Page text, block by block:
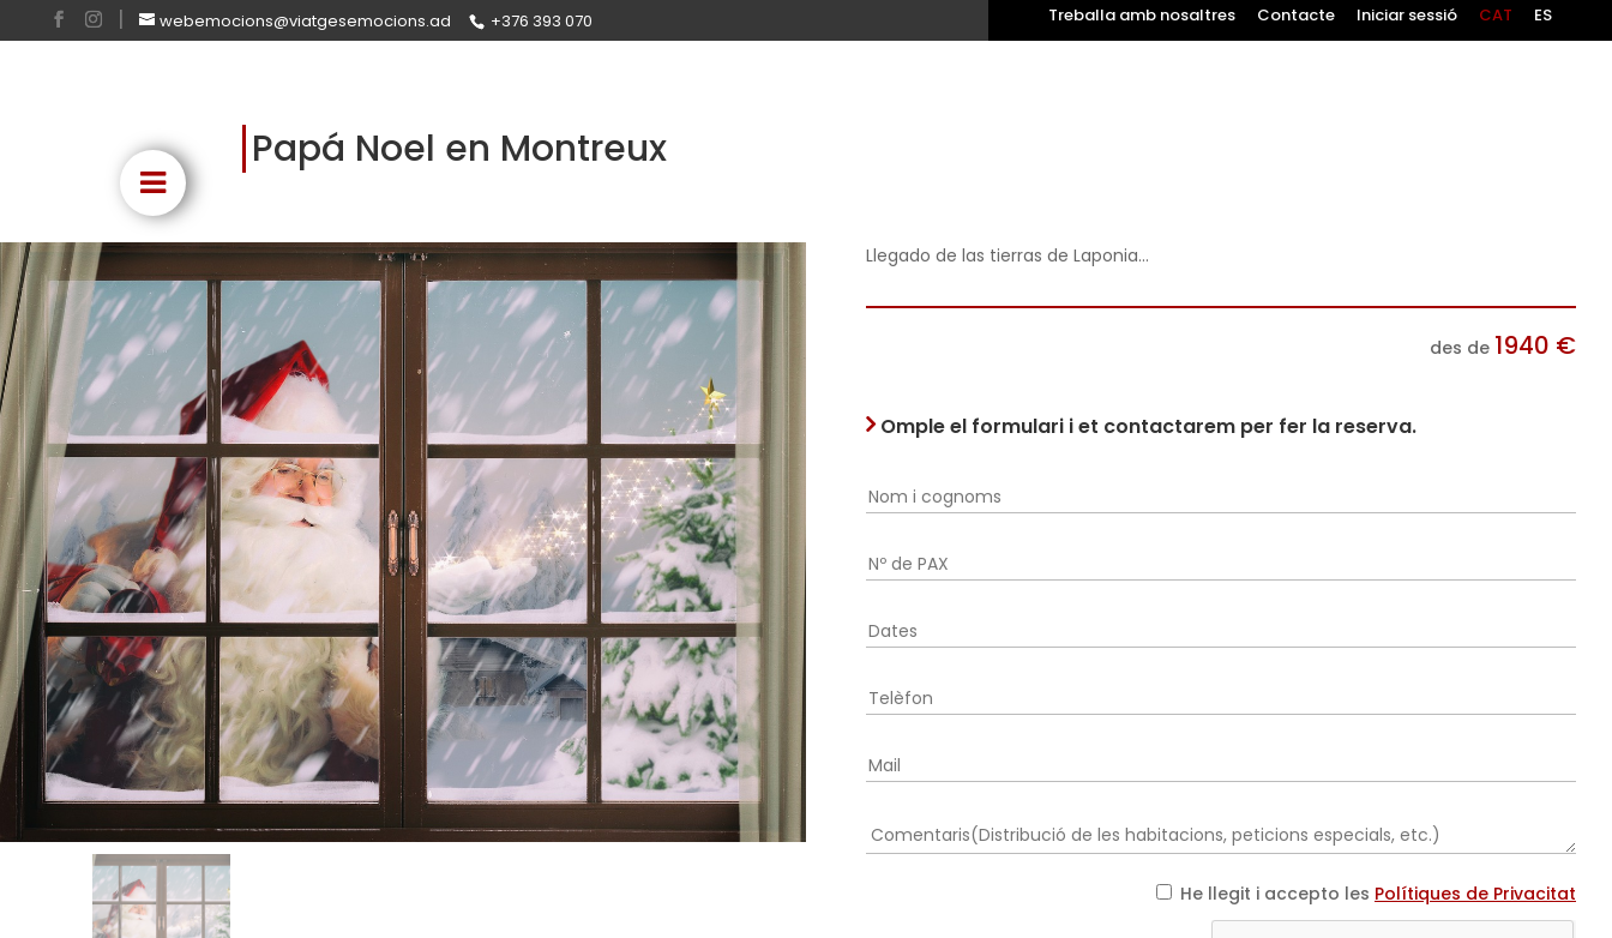
webemocions@viatgesemocions.ad +376 393 070 Treballa amb nosaltres Contacte Iniciar sessió CAT ES
Papá Noel en Montreux
Llegado de las tierras de Laponia...
des de 1940 €
Omple el formulari i et contactarem per fer la reserva.
He llegit i accepto les Polítiques de Privacitat